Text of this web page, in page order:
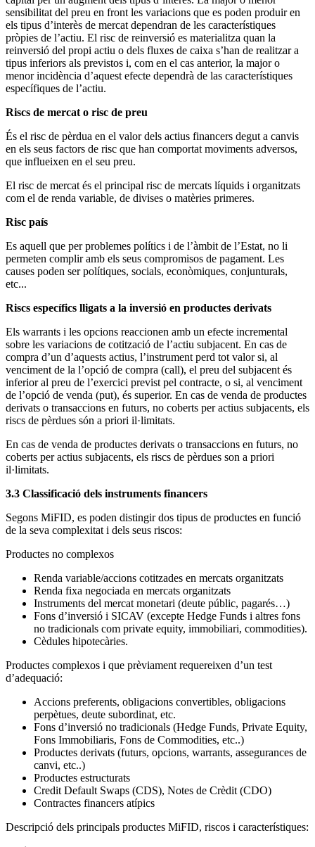
sensibilitat del preu en front les variacions que es poden produir en
els tipus d’interès de mercat dependran de les característiques
pròpies de l’actiu. El risc de reinversió es materialitza quan la
reinversió del propi actiu o dels fluxes de caixa s’han de realitzar a
tipus inferiors als previstos i, com en el cas anterior, la major o
menor incidència d’aquest efecte dependrà de las característiques
específiques de l’actiu.
Riscs de mercat o risc de preu
És el risc de pèrdua en el valor dels actius financers degut a canvis
en els seus factors de risc que han comportat moviments adversos,
que influeixen en el seu preu.
El risc de mercat és el principal risc de mercats líquids i organitzats
com el de renda variable, de divises o matèries primeres.
Risc país
Es aquell que per problemes polítics i de l’àmbit de l’Estat, no li
permeten complir amb els seus compromisos de pagament. Les
causes poden ser polítiques, socials, econòmiques, conjunturals,
etc...
Riscs específics lligats a la inversió en productes derivats
Els warrants i les opcions reaccionen amb un efecte incremental
sobre les variacions de cotització de l’actiu subjacent. En cas de
compra d’un d’aquests actius, l’instrument perd tot valor si, al
venciment de la l’opció de compra (call), el preu del subjacent és
inferior al preu de l’exercici previst pel contracte, o si, al venciment
de l’opció de venda (put), és superior. En cas de venda de productes
derivats o transaccions en futurs, no coberts per actius subjacents, els
riscs de pèrdues són a priori il·limitats.
En cas de venda de productes derivats o transaccions en futurs, no
coberts per actius subjacents, els riscs de pèrdues son a priori
il·limitats.
3.3 Classificació dels instruments financers
Segons MiFID, es poden distingir dos tipus de productes en funció
de la seva complexitat i dels seus riscos:
Productes no complexos
Renda variable/accions cotitzades en mercats organitzats
Renda fixa negociada en mercats organitzats
Instruments del mercat monetari (deute públic, pagarés…)
Fons d’inversió i SICAV (excepte Hedge Funds i altres fons
no tradicionals com private equity, immobiliari, commodities).
Cèdules hipotecàries.
Productes complexos i que prèviament requereixen d’un test
d’adequació:
Accions preferents, obligacions convertibles, obligacions
perpètues, deute subordinat, etc.
Fons d’inversió no tradicionals (Hedge Funds, Private Equity,
Fons Immobiliaris, Fons de Commodities, etc..)
Productes derivats (futurs, opcions, warrants, assegurances de
canvi, etc..)
Productes estructurats
Credit Default Swaps (CDS), Notes de Crèdit (CDO)
Contractes financers atípics
Descripció dels principals productes MiFID, riscos i característiques: